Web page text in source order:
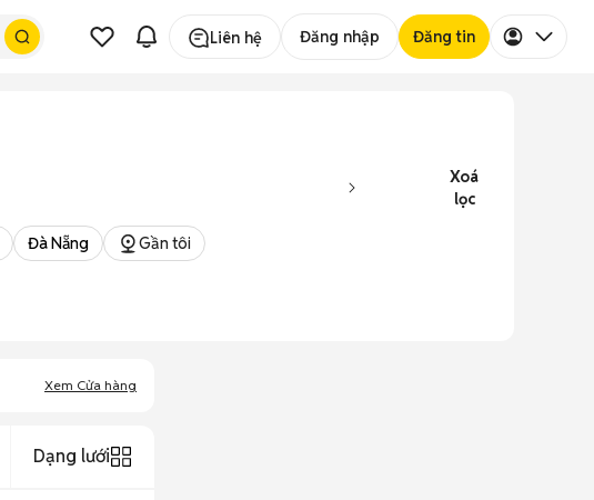
Liên hệ Đăng nhập Đăng tin
Xoá
lọc
Đà Nẵng Gần tôi
Xem Cửa hàng
Dạng lưới